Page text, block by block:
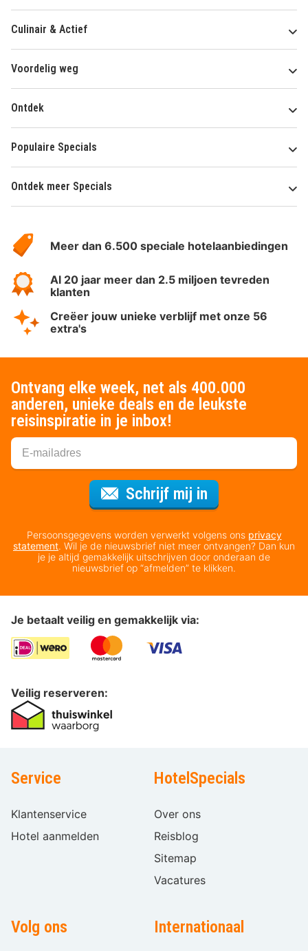
Culinair & Actief
Voordelig weg
Ontdek
Populaire Specials
Ontdek meer Specials
HotelSpecials
Meer dan 6.500 speciale hotelaanbiedingen
Al 20 jaar meer dan 2.5 miljoen tevreden
klanten
Creëer jouw unieke verblijf met onze 56
extra's
Ontvang elke week, net als 400.000
anderen, unieke deals en de leukste
reisinspiratie in je inbox!
Schrijf mij in
Persoonsgegevens worden verwerkt volgens ons privacy
statement. Wil je de nieuwsbrief niet meer ontvangen? Dan kun
je je altijd gemakkelijk uitschrijven door onderaan de
nieuwsbrief op “afmelden” te klikken.
Je betaalt veilig en gemakkelijk via:
Veilig reserveren:
Service
Klantenservice
Hotel aanmelden
HotelSpecials
Over ons
Reisblog
Sitemap
Vacatures
Volg ons Internationaal